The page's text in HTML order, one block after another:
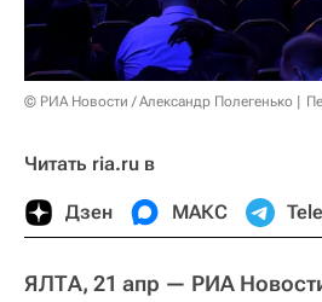
© РИА Новости / Александр Полегенько
Читать ria.ru в
Дзен МАКС
ЯЛТА, 21 апр — РИА